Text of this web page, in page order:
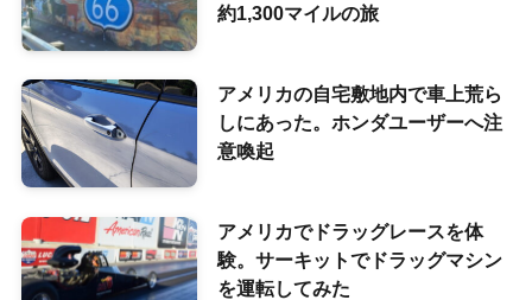
約1,300マイルの旅
アメリカの自宅敷地内で車上荒ら
しにあった。ホンダユーザーへ注
意喚起
アメリカでドラッグレースを体
験。サーキットでドラッグマシン
を運転してみた